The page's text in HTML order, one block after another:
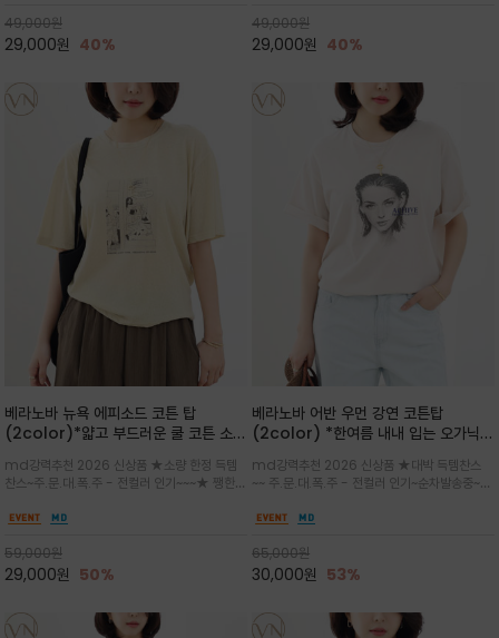
좋은 컬러웨이와 디자인입니다^^
49,000원
29,000원 40%
럽고 유연한 코튼 소재로 편안
49,000원
29,000원 40%
베라노바 뉴욕 에피소드 코튼 탑
(2color)*얇고 부드러운 쿨 코튼 소재
고 자연스러운 멋이 있는 핏으로 여름내
내 편하고 감각적으로 입으세요
md강력추천 2026 신상품 ★소량 한정 득템
찬스~주.문.대.폭.주 - 전컬러 인기~~~★ 쨍한듯
내추럴한 컬러감이 매력적인 티셔츠/여유로운
59,000원
29,000원 50%
베라노바 어반 우먼 강연 코튼탑
(2color) *한여름 내내 입는 오가닉
워크 (Line Work) & 스케치/감각적
인 아트워크 프린트가 시선을 끄는 루즈
핏 강연티셔츠
md강력추천 2026 신상품 ★대박 득템찬스
~~ 주.문.대.폭.주 - 전컬러 인기~순차발송중~★
한 착용감을 선사하며, 자연스럽게 떨어지는 실루
으로도 포인트가 되며, 데일리 활
65,000원
30,000원 53%